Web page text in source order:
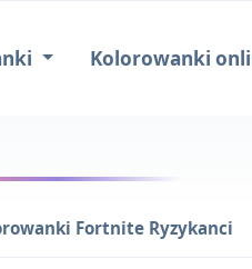
Kolorowanki
Fortnite Ryzykanci